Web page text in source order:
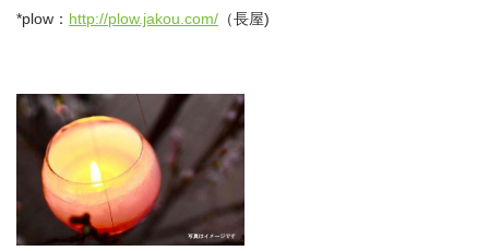
*plow： http://plow.jakou.com/ （長屋)